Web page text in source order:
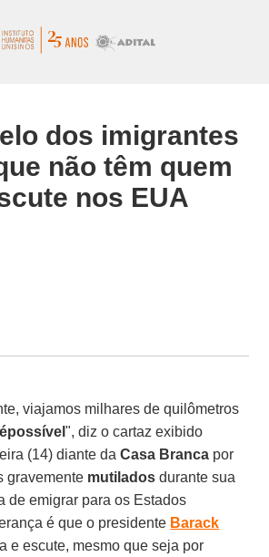
dos imigrantes
não têm quem
nos EUA
viajamos milhares de quilômetros
", diz o cartaz exibido
(14) diante daCasa Branca por
gravemente mutilados durante sua
de emigrar para os Estados
é que o presidente Barack
e escute, mesmo que seja por